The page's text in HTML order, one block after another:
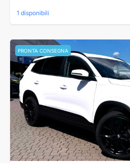
1 disponibili
PRONTA CONSEGNA